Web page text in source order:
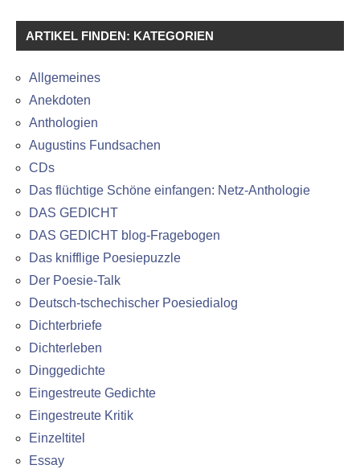
ARTIKEL FINDEN: KATEGORIEN
Allgemeines
Anekdoten
Anthologien
Augustins Fundsachen
CDs
Das flüchtige Schöne einfangen: Netz-Anthologie
DAS GEDICHT
DAS GEDICHT blog-Fragebogen
Das knifflige Poesiepuzzle
Der Poesie-Talk
Deutsch-tschechischer Poesiedialog
Dichterbriefe
Dichterleben
Dinggedichte
Eingestreute Gedichte
Eingestreute Kritik
Einzeltitel
Essay